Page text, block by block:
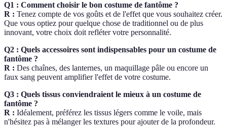
Q1 : Comment choisir le bon costume de fantôme ?
R : Tenez compte de vos goûts et de l'effet que vous souhaitez créer.
Que vous optiez pour quelque chose de traditionnel ou de plus
innovant, votre choix doit refléter votre personnalité.
Q2 : Quels accessoires sont indispensables pour un costume de
fantôme ?
R : Des chaînes, des lanternes, un maquillage pâle ou encore un
faux sang peuvent amplifier l'effet de votre costume.
Q3 : Quels tissus conviendraient le mieux à un costume de
fantôme ?
R : Idéalement, préférez les tissus légers comme le voile, mais
n'hésitez pas à mélanger les textures pour ajouter de la profondeur.